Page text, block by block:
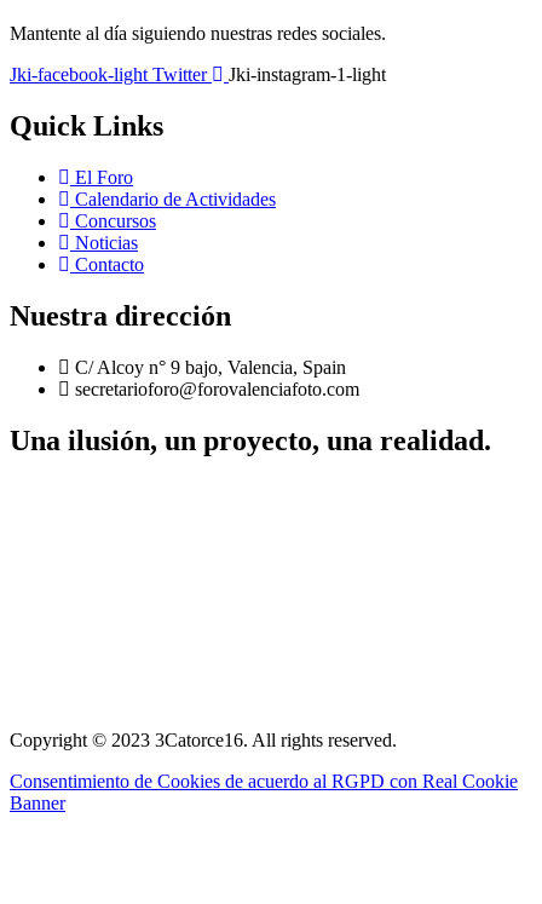
Mantente al día siguiendo nuestras redes sociales.
Jki-facebook-light Twitter Jki-instagram-1-light
Quick Links
El Foro
Calendario de Actividades
Concursos
Noticias
Contacto
Nuestra dirección
C/ Alcoy n° 9 bajo, Valencia, Spain
secretarioforo@forovalenciafoto.com
Una ilusión, un proyecto, una realidad.
Copyright © 2023 3Catorce16. All rights reserved.
Consentimiento de Cookies de acuerdo al RGPD con Real Cookie
Banner